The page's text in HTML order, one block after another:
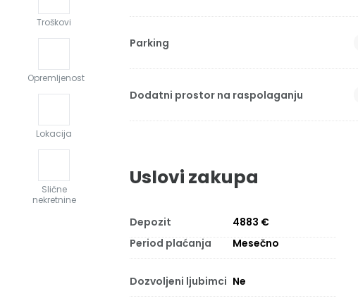
Troškovi
Opremljenost
Lokacija
Slične
nekretnine
Parking
Dodatni prostor na raspolaganju
Uslovi zakupa
Depozit 4883 €
Period plaćanja
Mesečno
Dozvoljeni ljubimci Ne